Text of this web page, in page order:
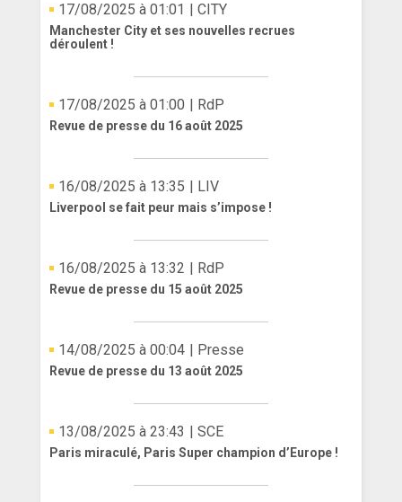
17/08/2025 à 01:01 | CITY
Manchester City et ses nouvelles recrues
déroulent !
17/08/2025 à 01:00 | RdP
Revue de presse du 16 août 2025
16/08/2025 à 13:35 | LIV
Liverpool se fait peur mais s’impose !
16/08/2025 à 13:32 | RdP
Revue de presse du 15 août 2025
14/08/2025 à 00:04 | Presse
Revue de presse du 13 août 2025
13/08/2025 à 23:43 | SCE
Paris miraculé, Paris Super champion d’Europe !